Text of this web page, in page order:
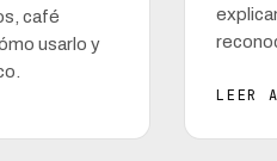
café
usarlo y
LEER